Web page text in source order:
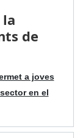
de
a joves
en el